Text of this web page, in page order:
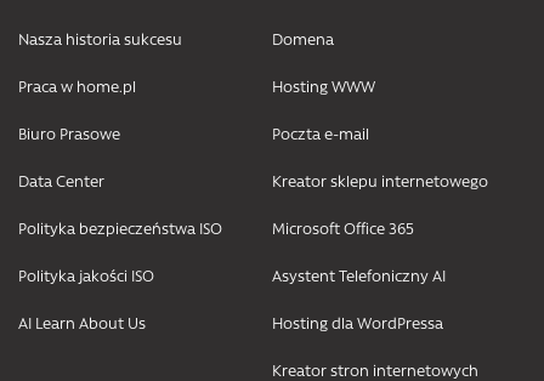
Nasza historia sukcesu
Praca w home.pl
Biuro Prasowe
Data Center
Polityka bezpieczeństwa ISO
Polityka jakości ISO
AI Learn About Us
Domena
Hosting WWW
Poczta e-mail
Kreator sklepu internetowego
Microsoft Office 365
Asystent Telefoniczny AI
Hosting dla WordPressa
Kreator stron internetowych